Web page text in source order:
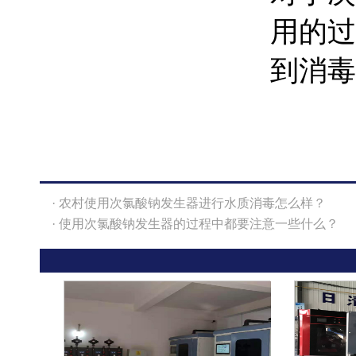
用的
到消
· 农村使用次氯酸钠发生器进行水质消毒怎么样？
· 使用次氯酸钠发生器的过程中都要注意一些什么？